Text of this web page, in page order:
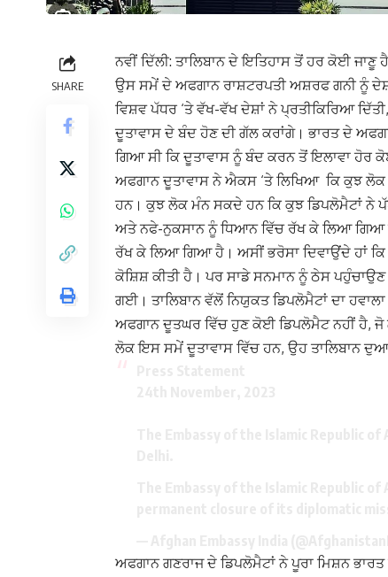
SHARE
ਨਵੀਂ ਦਿੱਲੀ: ਤਾਲਿਬਾਨ ਦੇ ਇਤਿਹਾਸ ਤੋਂ ਹਰ ਕੋਈ
ਉਸ ਸਮੇਂ ਦੇ ਅਫਗਾਨ ਰਾਸ਼ਟਰਪਤੀ ਅਸ਼ਰਫ ਗਨੀ ਨੂੰ
ਵਿਸ਼ਵ ਪੱਧਰ ‘ਤੇ ਵੱਖ-ਵੱਖ ਦੇਸ਼ਾਂ ਨੇ ਪ੍ਰਤੀਕਿਰਿਆ
ਦੂਤਾਵਾਸ ਦੇ ਬੰਦ ਹੋਣ ਦੀ ਗੱਲ ਕਰਾਂਗੇ। ਭਾਰਤ ਦੇ
ਗਿਆ ਸੀ ਕਿ ਦੂਤਾਵਾਸ ਨੂੰ ਬੰਦ ਕਰਨ ਤੋਂ ਇਲਾਵਾ ਹੋਰ
ਅਫਗਾਨ ਦੂਤਾਵਾਸ ਨੇਐਕਸ ‘ਤੇ ਲਿਖਿਆ ਕਿ ਕੁਝ ਲੋਕ
ਹਨ। ਕੁਝ ਲੋਕ ਮੰਨ ਸਕਦੇ ਹਨ ਕਿ ਕੁਝ ਡਿਪਲੋਮੈਟਾਂ ਨੇ
ਅਤੇ ਨਫੇ-ਨੁਕਸਾਨ ਨੂੰ ਧਿਆਨ ਵਿੱਚ ਰੱਖ ਕੇ ਲਿਆ
ਰੱਖ ਕੇ ਲਿਆ ਗਿਆ ਹੈ। ਅਸੀਂ ਭਰੋਸਾ ਦਿਵਾਉਂਦੇ ਹਾਂ
ਕੋਸ਼ਿਸ਼ ਕੀਤੀ ਹੈ। ਪਰ ਸਾਡੇ ਸਨਮਾਨ ਨੂੰ ਠੇਸ
ਗਈ। ਤਾਲਿਬਾਨ ਵੱਲੋਂ ਨਿਯੁਕਤ ਡਿਪਲੋਮੈਟਾਂ ਦਾ
ਅਫਗਾਨ ਦੂਤਘਰ ਵਿੱਚ ਹੁਣ ਕੋਈ ਡਿਪਲੋਮੈਟ ਨਹੀਂ ਹੈ,
ਲੋਕ ਇਸ ਸਮੇਂ ਦੂਤਾਵਾਸ ਵਿੱਚ ਹਨ, ਉਹ ਤਾਲਿਬਾਨ
ਅਫਗਾਨ ਗਣਰਾਜ ਦੇ ਡਿਪਲੋਮੈਟਾਂ ਨੇ ਪੂਰਾ ਮਿਸ਼ਨ